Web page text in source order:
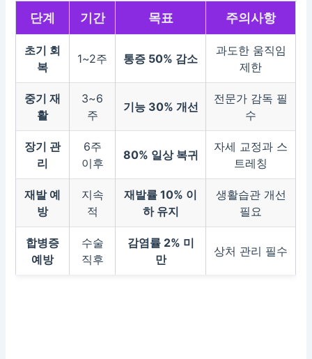
단계 기간 목표 주의사항
초기 회
복
1~2주 통증 50% 감소
과도한 움직임
제한
중기 재
활
3~6
주
기능 30% 개선
전문가 감독 필
수
장기 관
리
6주
이후
80% 일상 복귀
자세 교정과 스
트레칭
재발 예
방
지속
적
재발률 10% 이
하 유지
생활습관 개선
필요
합병증
예방
수술
직후
감염률 2% 미
만
상처 관리 필수